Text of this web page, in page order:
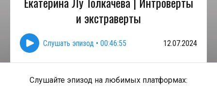
и экстраверты
Слушать эпизод • 00:46:55 12.07.2024
Слушайте эпизод на любимых платформах: